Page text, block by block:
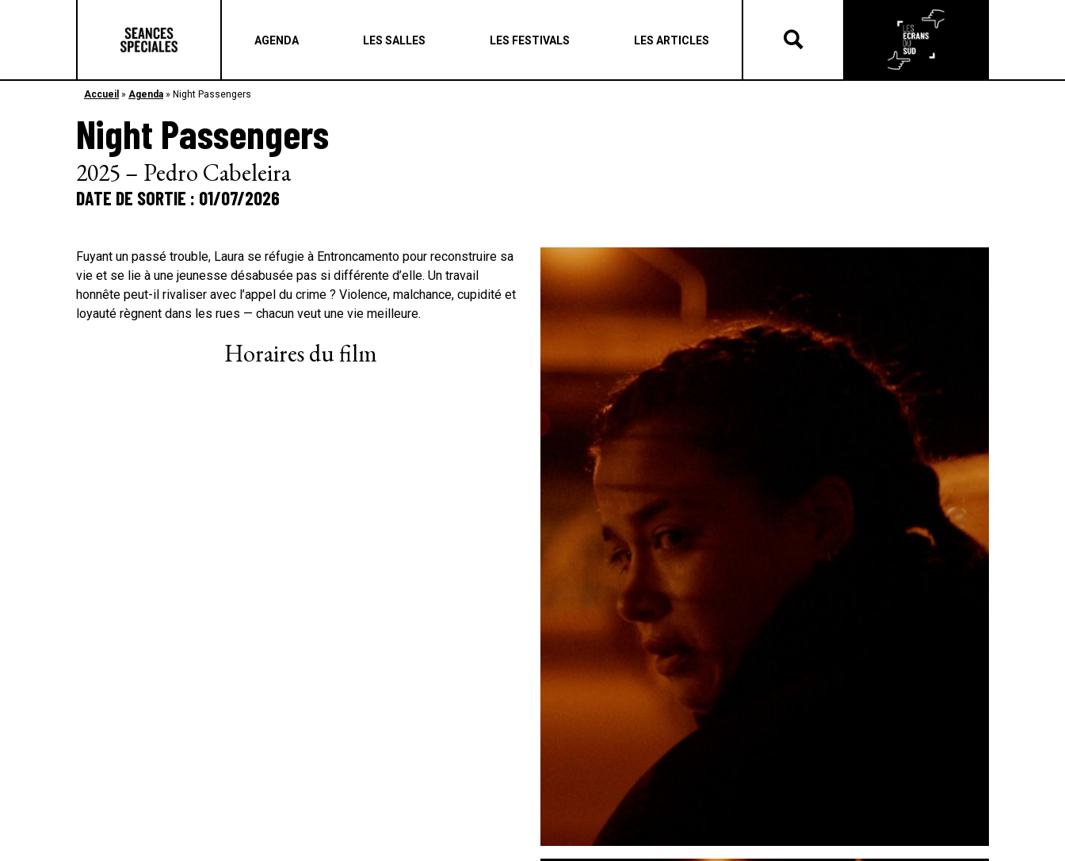
AGENDA LES SALLES LES FESTIVALS LES ARTICLES
Accueil » Agenda » Night Passengers
Night Passengers
2025 – Pedro Cabeleira
DATE DE SORTIE : 01/07/2026
Fuyant un passé trouble, Laura se réfugie à Entroncamento pour reconstruire sa
vie et se lie à une jeunesse désabusée pas si différente d’elle. Un travail
honnête peut-il rivaliser avec l’appel du crime ? Violence, malchance, cupidité et
loyauté règnent dans les rues — chacun veut une vie meilleure.
Horaires du film